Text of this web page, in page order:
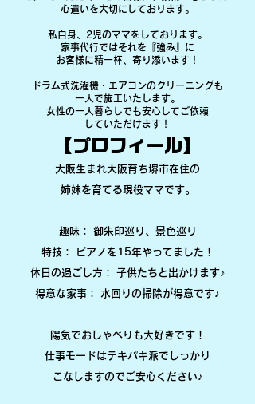
心遣いを大切にしております。
私自身、2児のママをしております。
家事代行ではそれを『強み』に
お客様に精一杯、寄り添います！
ドラム式洗濯機・エアコンのクリーニングも
一人で施工いたします。
女性の一人暮らしでも安心してご依頼
していただけます！
​【プロフィール】
​大阪生まれ大阪育ち堺市在住の
姉妹を育てる現役ママです。
趣味： 御朱印巡り、景色巡り
特技： ピアノを15年やってました！
休日の過ごし方： 子供たちと出かけます♪
​得意な家事： 水回りの掃除が得意です♪
陽気でおしゃべりも大好きです！
仕事モードはテキパキ派でしっかり
​こなしますのでご安心ください♪